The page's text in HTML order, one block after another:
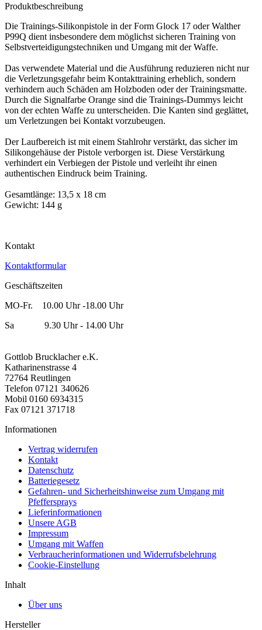
Produktbeschreibung
Die Trainings-Silikonpistole in der Form Glock 17 oder Walther
P99Q dient insbesondere dem möglichst sicheren Training von
Selbstverteidigungstechniken und Umgang mit der Waffe.
Das verwendete Material und die Ausführung reduzieren nicht nur
die Verletzungsgefahr beim Kontakttraining erheblich, sondern
verhindern auch Schäden am Holzboden oder der Trainingsmatte.
Durch die Signalfarbe Orange sind die Trainings-Dummys leicht
von der echten Waffe zu unterscheiden. Die Kanten sind geglättet,
um Verletzungen bei Kontakt vorzubeugen.
Der Laufbereich ist mit einem Stahlrohr verstärkt, das sicher im
Silikongehäuse der Pistole verborgen ist. Diese Verstärkung
verhindert ein Verbiegen der Pistole und verleiht ihr einen
authentischen Eindruck beim Training.
Gesamtlänge: 13,5 x 18 cm
Gewicht: 144 g
Kontakt
Kontaktformular
Geschäftszeiten
MO-Fr. 10.00 Uhr -18.00 Uhr
Sa 9.30 Uhr - 14.00 Uhr
Gottlob Brucklacher e.K.
Katharinenstrasse 4
72764 Reutlingen
Telefon 07121 340626
Mobil 0160 6934315
Fax 07121 371718
Informationen
Vertrag widerrufen
Kontakt
Datenschutz
Batteriegesetz
Gefahren- und Sicherheitshinweise zum Umgang mit
Pfeffersprays
Lieferinformationen
Unsere AGB
Impressum
Umgang mit Waffen
Verbraucherinformationen und Widerrufsbelehrung
Cookie-Einstellung
Inhalt
Über uns
Hersteller